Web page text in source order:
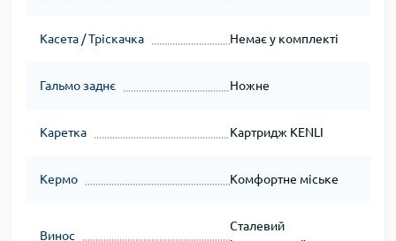
Касета / Тріскачка Немає у комплекті
Гальмо заднє Ножне
Каретка Картридж KENLI
Кермо Комфортне міське
Винос
Сталевий